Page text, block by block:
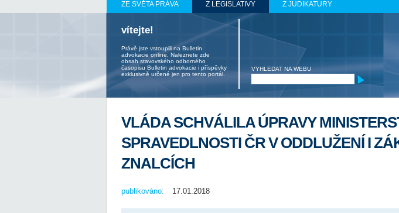
ZE SVĚTA PRÁVA Z LEGISLATIVY Z JUDIKATURY
vítejte!
Právě jste vstoupili na Bulletin
advokacie online. Naleznete zde
obsah stavovského odborného
časopisu Bulletin advokacie i příspěvky
exklusivně určené jen pro tento portál.
VYHLEDAT NA WEBU
VLÁDA SCHVÁLILA ÚPRAVY
SPRAVEDLNOSTI ČR V ODDLUŽENÍ I
ZNALCÍCH
publikováno: 17.01.2018